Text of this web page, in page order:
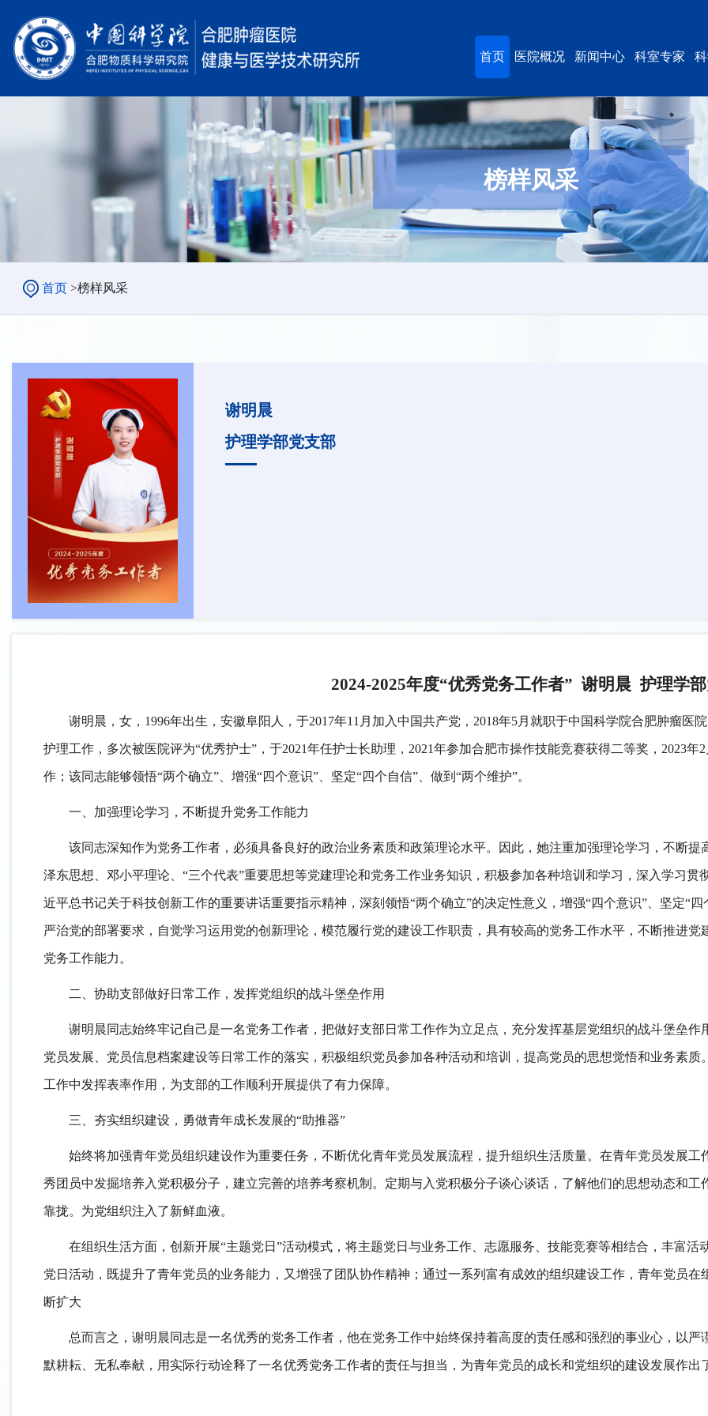
首页 医院概况 新闻中心 科室专家
榜样风采
首页 >榜样风采
谢明晨
护理学部党支部
2024-2025年度“优秀党务工作者” 谢明晨 护理学
谢明晨，女， 1996年出生，安徽阜阳人，于2017年11月加入中国共产党，2018年5月就职于中国科学院合肥肿瘤
护理工作，多次被医院评为“优秀护士”，于2021年任护士长助理，2021年参加合肥市操作技能竞赛获得二等奖，2023
作；该同志能够领悟“两个确立”、增强“四个意识”、坚定“四个自信”、做到“两个维护”。
一、加强理论学习，不断提升党务工作能力
该同志深知作为党务工作者，必须具备良好的政治业务素质和政策理论水平。因此，她注重加强理论学习，不断
泽东思想、邓小平理论、 “三个代表”重要思想等党建理论和党务工作业务知识，积极参加各种培训和学习，深入学习
近平总书记关于科技创新工作的重要讲话重要指示精神，深刻领悟“两个确立”的决定性意义，增强“四个意识”、坚定“
严治党的部署要求，自觉学习运用党的创新理论，模范履行党的建设工作职责，具有较高的党务工作水平，不断推进
党务工作能力。
二、协助支部做好日常工作，发挥党组织的战斗堡垒作用
谢明晨同志始终牢记自己是一名党务工作者，把做好支部日常工作作为立足点，充分发挥基层党组织的战斗堡垒
党员发展、党员信息档案建设等日常工作的落实，积极组织党员参加各种活动和培训，提高党员的思想觉悟和业务素
工作中发挥表率作用，为支部的工作顺利开展提供了有力保障。
三、夯实组织建设，勇做青年成长发展的“助推器”
始终将加强青年党员组织建设作为重要任务，不断优化青年党员发展流程，提升组织生活质量。在青年党员发展
秀团员中发掘培养入党积极分子，建立完善的培养考察机制。定期与入党积极分子谈心谈话，了解他们的思想动态和
靠拢。为党组织注入了新鲜血液。
在组织生活方面，创新开展“主题党日”活动模式，将主题党日与业务工作、志愿服务、技能竞赛等相结合，丰富
党日活动，既提升了青年党员的业务能力，又增强了团队协作精神；通过一系列富有成效的组织建设工作，青年党员
断扩大
总而言之，谢明晨同志是一名优秀的党务工作者，他在党务工作中始终保持着高度的责任感和强烈的事业心，以
默耕耘、无私奉献，用实际行动诠释了一名优秀党务工作者的责任与担当，为青年党员的成长和党组织的建设发展作出